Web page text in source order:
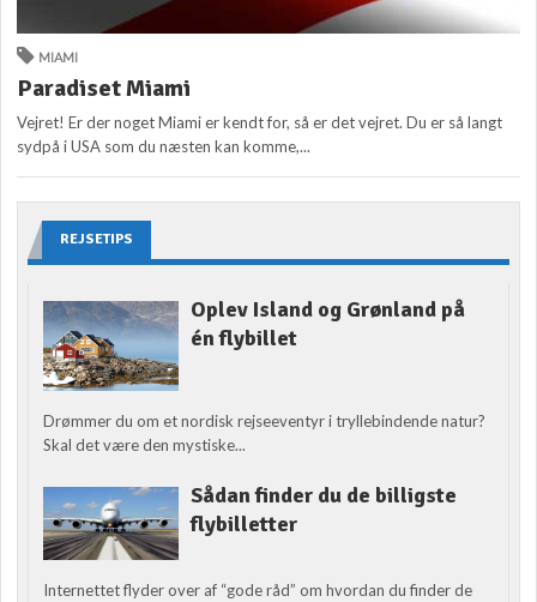
MIAMI
Paradiset Miami
Vejret! Er der noget Miami er kendt for, så er det vejret. Du er så langt
sydpå i USA som du næsten kan komme,...
REJSETIPS
Oplev Island og Grønland på
én flybillet
Drømmer du om et nordisk rejseeventyr i tryllebindende natur?
Skal det være den mystiske...
Sådan finder du de billigste
flybilletter
Internettet flyder over af “gode råd” om hvordan du finder de